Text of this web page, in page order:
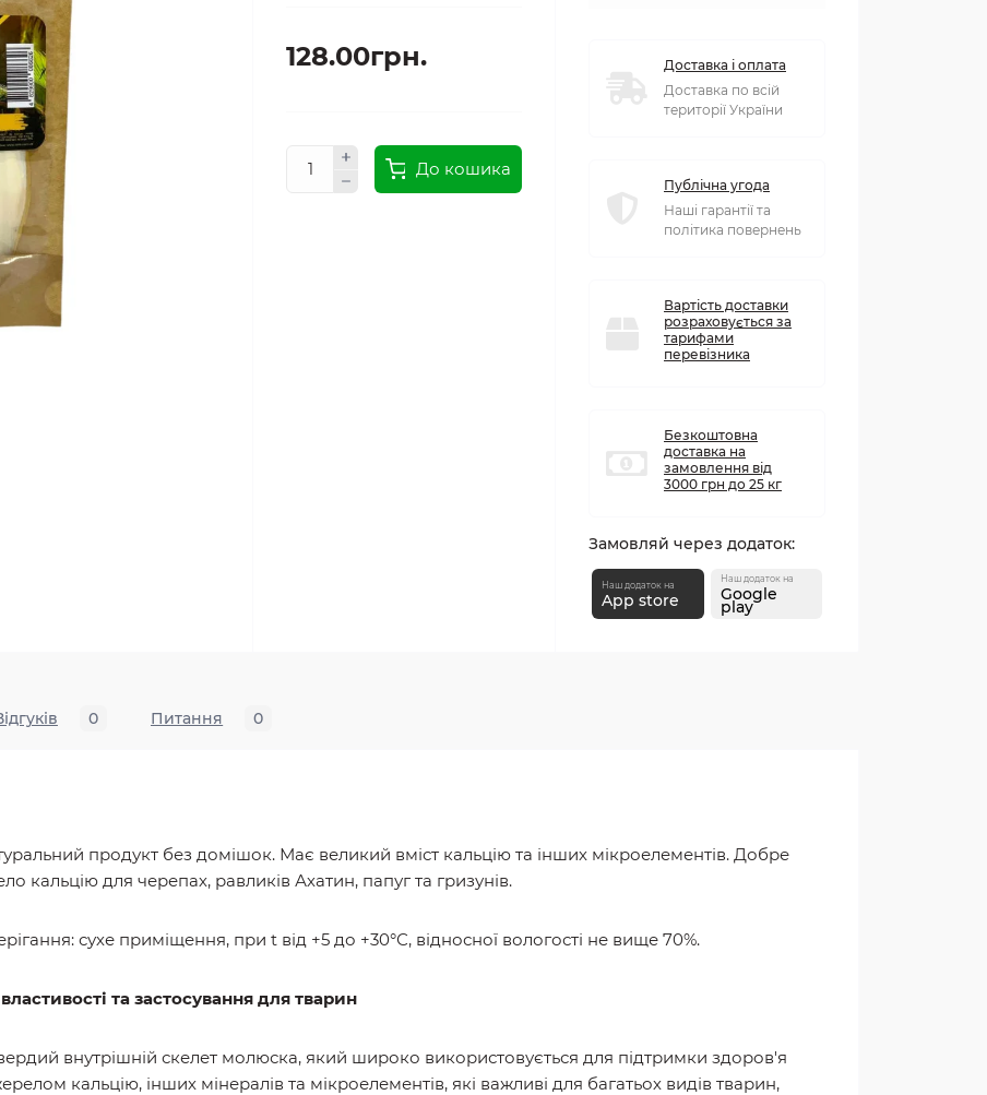
128.00грн.
До кошика
Доставка і оплата
Доставка по всій
території України
Публічна угода
Наші гарантії та
політика повернень
Вартість доставки
розраховується за
тарифами
перевізника
Безкоштовна
доставка на
замовлення від
3000 грн до 25 кг
Замовляй через додаток:
Наш додаток на
App store
Наш додаток на
Google
play
0 Питання 0
продукт без домішок. Має великий вміст кальцію та інших мікроелементів. Добре
кальцію для черепах, равликів Ахатин, папуг та гризунів.
сухе приміщення, при t від +5 до +30°С, відносної вологості не вище 70%.
та застосування для тварин
внутрішній скелет молюска, який широко використовується для підтримки здоров'я
кальцію, інших мінералів та мікроелементів, які важливі для багатьох видів тварин,